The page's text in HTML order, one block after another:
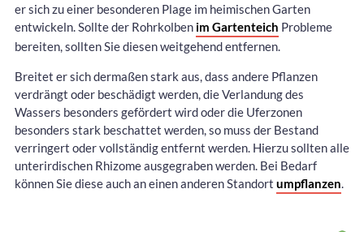
er sich zu einer besonderen Plage im heimischen Garten
entwickeln. Sollte der Rohrkolben im Gartenteich Probleme
bereiten, sollten Sie diesen weitgehend entfernen.
Breitet er sich dermaßen stark aus, dass andere Pflanzen
verdrängt oder beschädigt werden, die Verlandung des
Wassers besonders gefördert wird oder die Uferzonen
besonders stark beschattet werden, so muss der Bestand
verringert oder vollständig entfernt werden. Hierzu sollten alle
unterirdischen Rhizome ausgegraben werden. Bei Bedarf
können Sie diese auch an einen anderen Standort umpflanzen